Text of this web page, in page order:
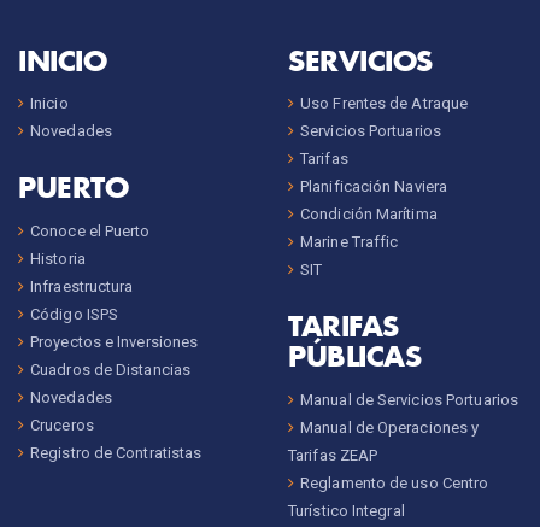
INICIO
Inicio
Novedades
PUERTO
Conoce el Puerto
Historia
Infraestructura
Código ISPS
Proyectos e Inversiones
Cuadros de Distancias
Novedades
Cruceros
Registro de Contratistas
SERVICIOS
Uso Frentes de Atraque
Servicios Portuarios
Tarifas
Planificación Naviera
Condición Marítima
Marine Traffic
SIT
TARIFAS
PÚBLICAS
Manual de Servicios Portuarios
Manual de Operaciones y
Tarifas ZEAP
Reglamento de uso Centro
Turístico Integral